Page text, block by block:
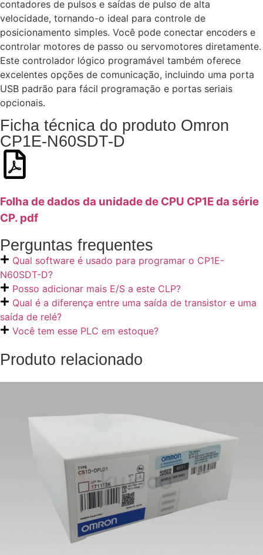
contadores de pulsos e saídas de pulso de alta
velocidade, tornando-o ideal para controle de
posicionamento simples. Você pode conectar encoders e
controlar motores de passo ou servomotores diretamente.
Este controlador lógico programável também oferece
excelentes opções de comunicação, incluindo uma porta
USB padrão para fácil programação e portas seriais
opcionais.
Ficha técnica do produto Omron
CP1E-N60SDT-D
Folha de dados da unidade de CPU CP1E da série
CP. pdf
Perguntas frequentes
Qual software é usado para programar o CP1E-
N60SDT-D?
Posso adicionar mais E/S a este CLP?
Qual é a diferença entre uma saída de transistor e uma
saída de relé?
Você tem esse PLC em estoque?
Produto relacionado